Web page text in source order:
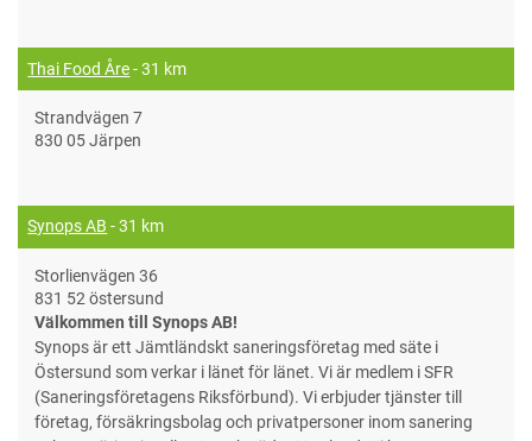
Thai Food Åre- 31 km
Strandvägen 7
830 05 Järpen
Synops AB - 31 km
Storlienvägen 36
831 52 östersund
Välkommen till Synops AB!
Synops är ett Jämtländskt saneringsföretag med säte i
Östersund som verkar i länet för länet. Vi är medlem i SFR
(Saneringsföretagens Riksförbund). Vi erbjuder tjänster till
företag, försäkringsbolag och privatpersoner inom sanering